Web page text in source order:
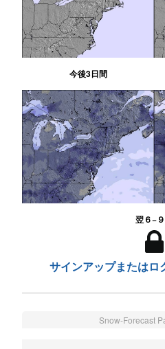
今後3日間
翌６−
サインアップまたはロ
Snow-Forecast